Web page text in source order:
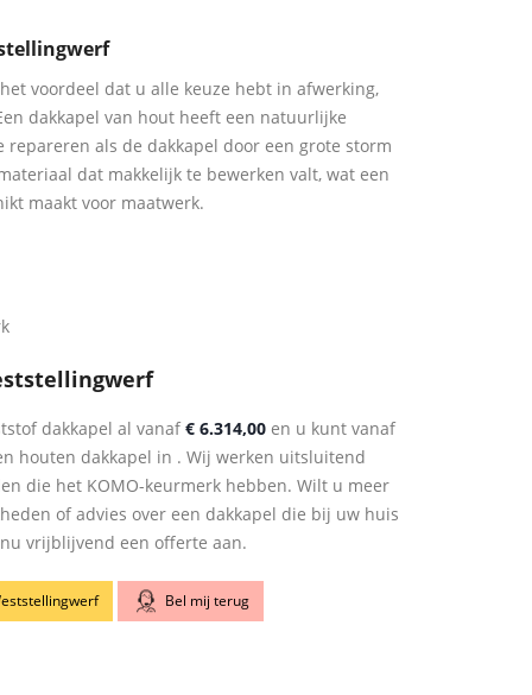
voordeel dat u alle keuze hebt in afwerking,
dakkapel van hout heeft een natuurlijke
als de dakkapel door een grote storm
dat makkelijk te bewerken valt, wat een
maakt voor maatwerk.
dakkapel al vanaf€ 6.314,00 en u kunt vanaf
houten dakkapel in . Wij werken uitsluitend
die het KOMO-keurmerk hebben. Wilt u meer
of advies over een dakkapel die bij uw huis
vrijblijvend een offerte aan.
Bel mij terug